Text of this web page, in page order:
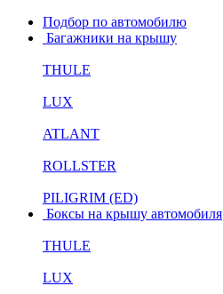
Подбор по автомобилю
Багажники на крышу
THULE
LUX
ATLANT
ROLLSTER
PILIGRIM (ED)
Боксы на крышу автомобиля
THULE
LUX